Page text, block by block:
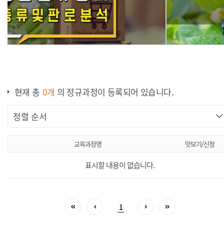
번식
현재 총 0개 의 정규과정이 등록되어 있습니다.
교육과정명 맛보기/신청
표시할 내용이 없습니다.
1